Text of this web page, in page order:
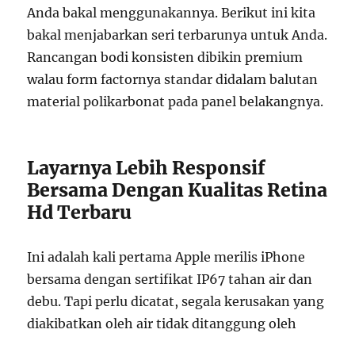
Anda bakal menggunakannya. Berikut ini kita
bakal menjabarkan seri terbarunya untuk Anda.
Rancangan bodi konsisten dibikin premium
walau form factornya standar didalam balutan
material polikarbonat pada panel belakangnya.
Layarnya Lebih Responsif
Bersama Dengan Kualitas Retina
Hd Terbaru
Ini adalah kali pertama Apple merilis iPhone
bersama dengan sertifikat IP67 tahan air dan
debu. Tapi perlu dicatat, segala kerusakan yang
diakibatkan oleh air tidak ditanggung oleh